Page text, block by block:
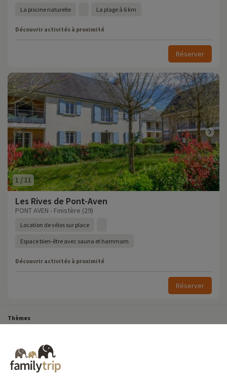
La piscine naturelle La plage à 6 km
Découvrir activités à proximité
Réserver
1 / 11
Les Rives de Pont-Aven
PONT AVEN - Finistère (29)
Location de vélos sur place
Espace bien-être avec sauna et hammam
Découvrir activités à proximité
Réserver
Thèmes
Court séjour de dernière minute
Court séjour Insolite
Destinations